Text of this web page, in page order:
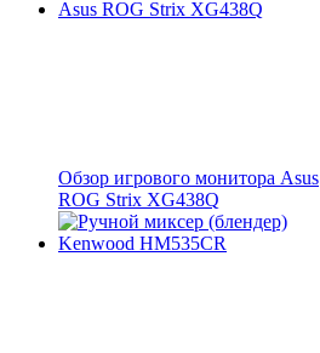
Обзор игрового монитора Asus
ROG Strix XG438Q